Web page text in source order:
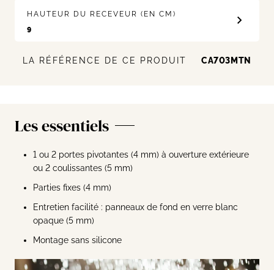
HAUTEUR DU RECEVEUR (EN CM)
LA RÉFÉRENCE DE CE PRODUIT CA703MTN
Les essentiels
1 ou 2 portes pivotantes (4 mm) à ouverture extérieure
ou 2 coulissantes (5 mm)
Parties fixes (4 mm)
Entretien facilité : panneaux de fond en verre blanc
opaque (5 mm)
Montage sans silicone